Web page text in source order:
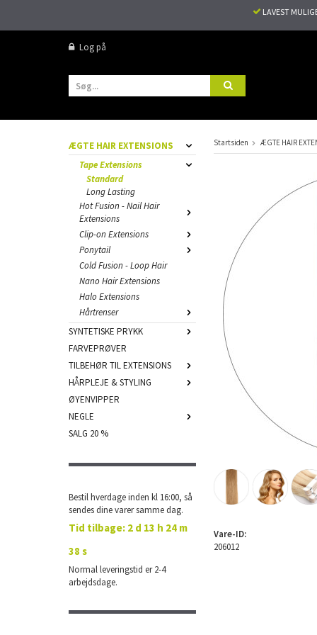
LAVEST
Log på
ÆGTE HAIR EXTENSIONS
Tape Extensions
Standard
Long Lasting
Hot Fusion - Nail Hair
Extensions
Clip-on Extensions
Ponytail
Cold Fusion - Loop Hair
Nano Hair Extensions
Halo Extensions
Hårtrenser
SYNTETISKE PRYKK
FARVEPRØVER
TILBEHØR TIL EXTENSIONS
HÅRPLEJE & STYLING
ØYENVIPPER
NEGLE
SALG 20 %
Bestil hverdage inden kl 16:00, så
sendes dine varer samme dag.
Tid tilbage: 2 d 13 h 24 m
37 s
Normal leveringstid er 2-4
arbejdsdage.
Startsiden ÆGTE HAIR
Vare-ID:
206012